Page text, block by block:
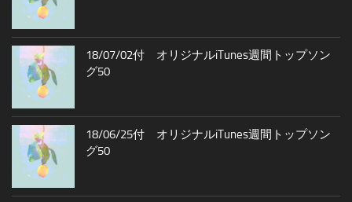
18/07/02付 オリジナルiTunes週間トップソン
グ50
18/06/25付 オリジナルiTunes週間トップソン
グ50